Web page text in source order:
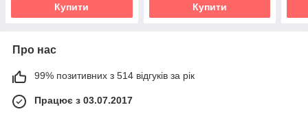
Купити Купити
Про нас
99% позитивних з 514 відгуків за рік
Працює з 03.07.2017